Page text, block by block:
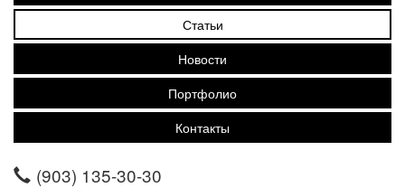
Статьи
Новости
Портфолио
Контакты
(903) 135-30-30